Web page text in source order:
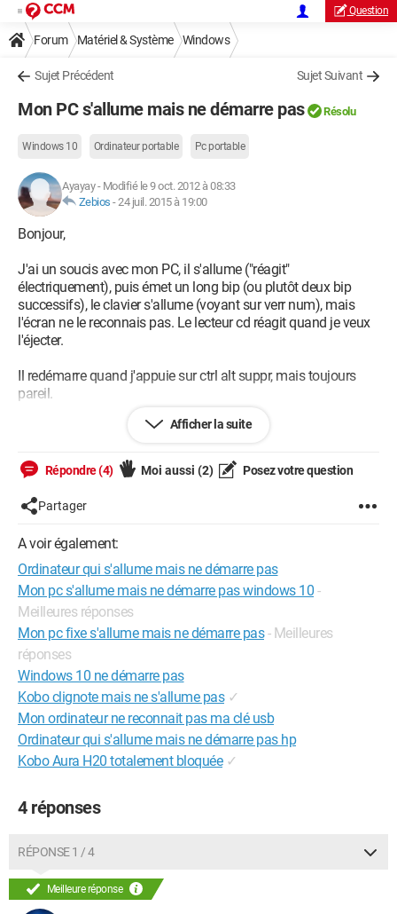
Question
Forum Matériel & Système Windows
Sujet Précédent Sujet Suivant
Mon PC s'allume mais ne démarre pas Résolu
Windows 10 Ordinateur portable Pc portable
Ayayay- Modifié le 9 oct. 2012 à 08:33
Zebios -24 juil. 2015 à 19:00
Bonjour,
J'ai un soucis avec mon PC, il s'allume ("réagit"
électriquement), puis émet un long bip (ou plutôt deux bip
successifs), le clavier s'allume (voyant sur verr num), mais
l'écran ne le reconnais pas. Le lecteur cd réagit quand je veux
l'éjecter.
Il redémarre quand j'appuie sur ctrl alt suppr, mais toujours
pareil.
C'est cet ordinateur là, mais avec vista :
http://www.commentcamarche.net/guide/328583-fujitsu-
siemens-scaleo-pi-pentium-4-2-93-ghz-512-mo-200-go-dvdrw-
winxp-home
J'ai débranché et rebranché l'alimentation et les câbles qui
relient l'écran, mais rien ne change...
En espérant que quelqu'un sait quoi faire please !
Afficher la suite
Répondre (4) Moi aussi (2) Posez votre question
Partager
A voir également:
Ordinateur qui s'allume mais ne démarre pas
Mon pc s'allume mais ne démarre pas windows 10 -
Meilleures réponses
Mon pc fixe s'allume mais ne démarre pas - Meilleures
réponses
Windows 10 ne démarre pas
Kobo clignote mais ne s'allume pas ✓
Mon ordinateur ne reconnait pas ma clé usb
Ordinateur qui s'allume mais ne démarre pas hp
Kobo Aura H20 totalement bloquée ✓
4 réponses
RÉPONSE 1 / 4
Meilleure réponse